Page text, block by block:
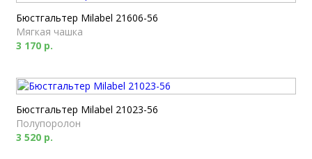
Бюстгальтер Milabel 21606-56
Мягкая чашка
3 170 р.
Бюстгальтер Milabel 21023-56
Полупоролон
3 520 р.